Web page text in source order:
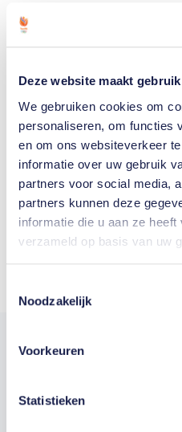
Deze website maakt
We gebruiken cookies om
personaliseren, om functies
en om ons websiteverkeer
informatie over uw gebruik
partners voor social media,
partners kunnen deze
informatie die u aan ze
verzameld op basis van uw
Noodzakelijk
Voorkeuren
Statistieken
Welke
ooit meegedaan
Olympische
Trotse